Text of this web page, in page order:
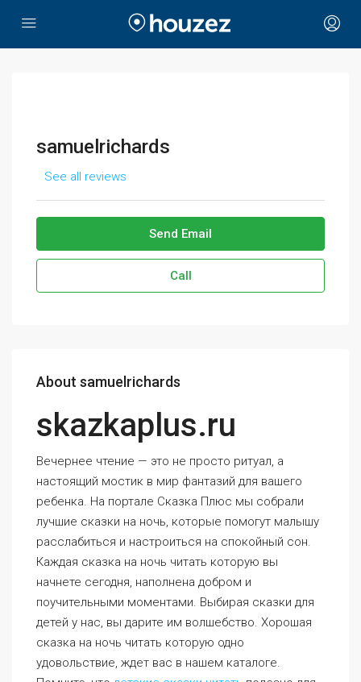
samuelrichards
See all reviews
Send Email
Call
About samuelrichards
skazkaplus.ru
Вечернее чтение — это не просто ритуал, а
настоящий мостик в мир фантазий для вашего
ребенка. На портале Сказка Плюс мы собрали
лучшие сказки на ночь, которые помогут малышу
расслабиться и настроиться на спокойный сон.
Каждая сказка на ночь читать которую вы
начнете сегодня, наполнена добром и
поучительными моментами. Выбирая сказки для
детей у нас, вы дарите им волшебство. Хорошая
сказка на ночь читать которую одно
удовольствие, ждет вас в нашем каталоге.